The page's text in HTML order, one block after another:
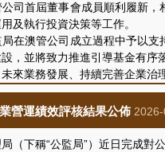
首屆董事會成員順利履新，
及執行投資決策等工作。
澳管公司成立過程中予以支
，並將致力推進引導基金有序
業務發展、持續完善企業治
營運績效評核結果公佈
下稱“公監局”）近日完成對公